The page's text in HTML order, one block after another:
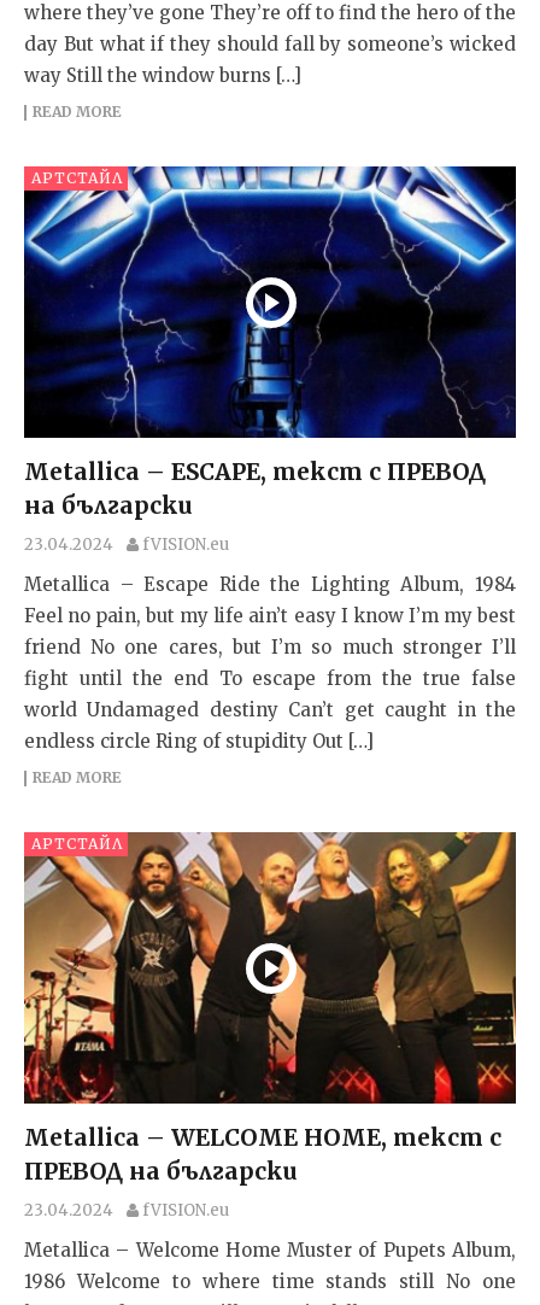
where they’ve gone They’re off to find the hero of the
day But what if they should fall by someone’s wicked
way Still the window burns […]
READ MORE
АРТСТАЙЛ
Metallica – ESCAPE, текст с ПРЕВОД
на български
23.04.2024 fVISION.eu
Metallica – Escape Ride the Lighting Album, 1984
Feel no pain, but my life ain’t easy I know I’m my best
friend No one cares, but I’m so much stronger I’ll
fight until the end To escape from the true false
world Undamaged destiny Can’t get caught in the
endless circle Ring of stupidity Out […]
READ MORE
АРТСТАЙЛ
Metallica – WELCOME HOME, текст с
ПРЕВОД на български
23.04.2024 fVISION.eu
Metallica – Welcome Home Muster of Pupets Album,
1986 Welcome to where time stands still No one